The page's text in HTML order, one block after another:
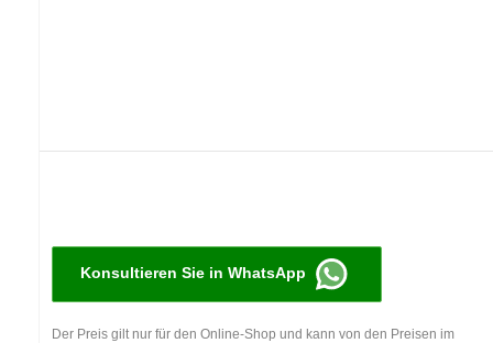
Konsultieren Sie in WhatsApp
Der Preis gilt nur für den Online-Shop und kann von den Preisen im